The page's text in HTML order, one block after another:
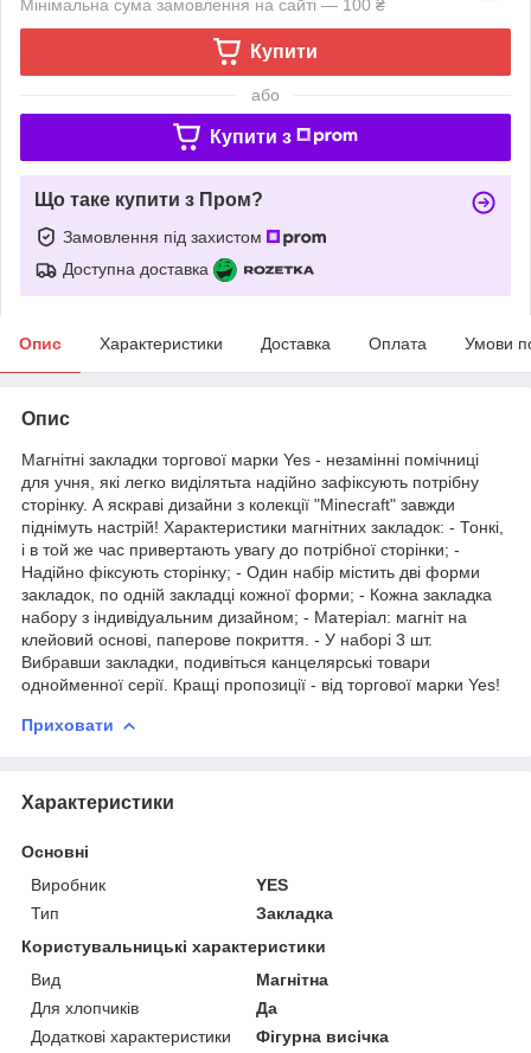
Мінімальна сума замовлення на сайті — 100 ₴
Купити
або
Купити з
Що таке купити з Пром?
Замовлення під захистом
Доступна доставка
Опис Характеристики Доставка Оплата Умови
Опис
Магнітні закладки торгової марки Yes - незамінні помічниці
для учня, які легко виділятьта надійно зафіксують потрібну
сторінку. А яскраві дизайни з колекції "Minecraft" завжди
піднімуть настрій! Характеристики магнітних закладок: - Тонкі,
і в той же час привертають увагу до потрібної сторінки; -
Надійно фіксують сторінку; - Один набір містить дві форми
закладок, по одній закладці кожної форми; - Кожна закладка
набору з індивідуальним дизайном; - Матеріал: магніт на
клейовий основі, паперове покриття. - У наборі 3 шт.
Вибравши закладки, подивіться канцелярські товари
однойменної серії. Кращі пропозиції - від торгової марки Yes!
Приховати
Характеристики
Основні
Виробник
YES
Тип
Закладка
Користувальницькі характеристики
Вид
Магнітна
Для хлопчиків
Да
Додаткові характеристики
Фігурна висічка